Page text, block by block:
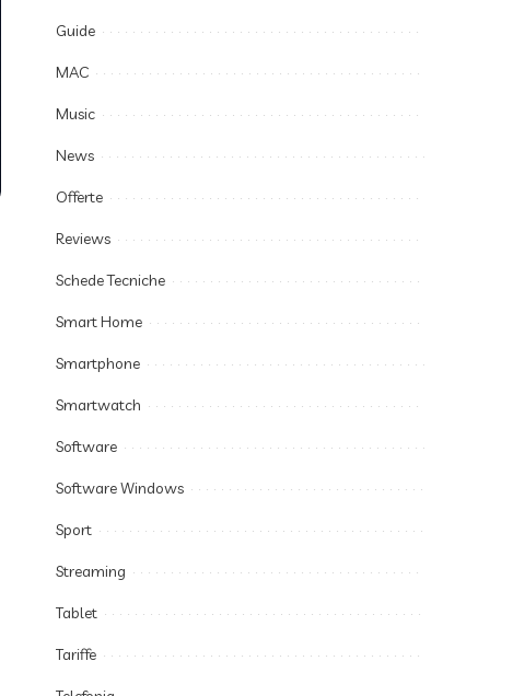
Guide
MAC
Music
News
Offerte
Reviews
Schede Tecniche
Smart Home
Smartphone
Smartwatch
Software
Software Windows
Sport
Streaming
Tablet
Tariffe